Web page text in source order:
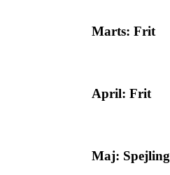
Marts: Frit
April: Frit
Maj: Spejling